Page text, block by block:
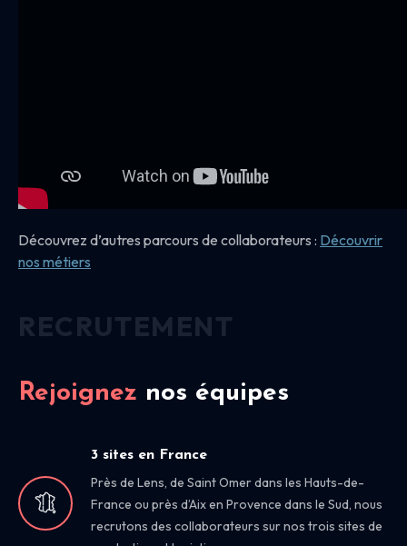
Découvrez d’autres parcours de collaborateurs : Découvrir
nos métiers
Rejoignez nos équipes
3 sites en France
Près de Lens, de Saint Omer dans les Hauts-de-
France ou près d’Aix en Provence dans le Sud, nous
recrutons des collaborateurs sur nos trois sites de
RECRUTEMENT